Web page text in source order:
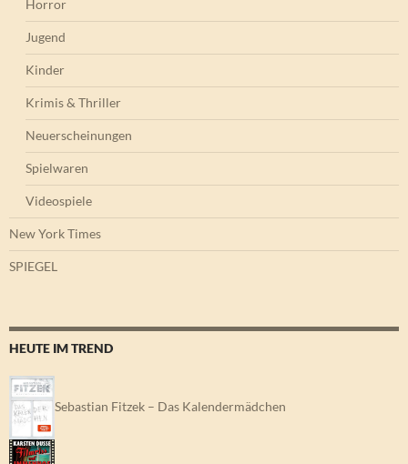
Horror
Jugend
Kinder
Krimis & Thriller
Neuerscheinungen
Spielwaren
Videospiele
New York Times
SPIEGEL
HEUTE IM TREND
Sebastian Fitzek – Das Kalendermädchen